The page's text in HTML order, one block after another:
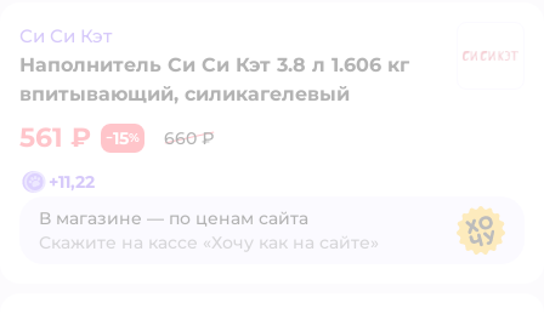
Си Си Кэт
Наполнитель Си Си Кэт 3.8 л 1.606 кг
впитывающий, силикагелевый
561 ₽ −15%
660 ₽
+11,22
В магазине — по ценам сайта
Скажите на кассе «Хочу как на сайте»